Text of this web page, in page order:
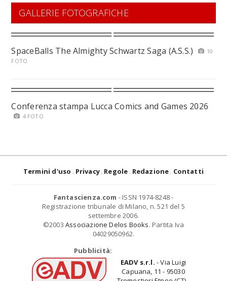
GALLERIE FOTOGRAFICHE
SpaceBalls The Almighty Schwartz Saga (A.S.S.)
10
FOTO
Conferenza stampa Lucca Comics and Games 2026
4 FOTO
Termini d'uso Privacy Regole Redazione Contatti
Fantascienza.com - ISSN 1974-8248 -
Registrazione tribunale di Milano, n. 521 del 5
settembre 2006.
©2003 Associazione Delos Books. Partita Iva
04029050962.
Pubblicità:
EADV s.r.l. - Via Luigi
Capuana, 11 - 95030